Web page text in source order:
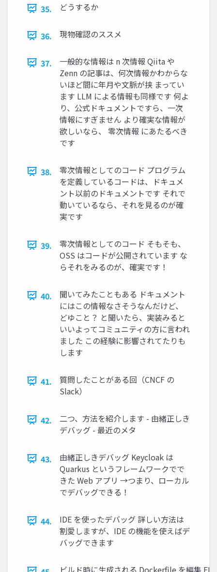
35. どうするか
36. 現物確認のススメ
37.
一般的な情報は n 次情報 Qiita や
Zenn の記事は、何次情報かわからな
いほど間に年月や文脈が挟 まってい
ます LLM による情報も同様です 何よ
り、公式ドキュメントですら、一次
情報にすぎません より確実な情報が
欲しいなら、 零次情報 にあたるべき
です
38.
零次情報としてのコード プログラム
を定義しているコードは、ドキュメ
ント以前のドキュメントです それで
動いているなら、それを見るのが確
実です
39.
零次情報としてのコード そもそも、
OSS はコードが公開されています な
らそれをみるのが、確実です！
40.
聞いてみたこともある ドキュメント
にはこの情報なさそうなんだけど、
どゆこと？ と聞いたら、実装みると
いいよってコミュニティの方に言われ
ました この経験に影響されてたりも
します
41.
質問したことがある回（CNCF の
Slack）
42.
二つ、方法を紹介します - 由緒正しき
デバッグ - 最近のメタ
43.
由緒正しきデバッグ Keycloak は
Quarkus というフレームワークでで
きた Web アプリ →つまり、ローカル
でデバッグできる！
44.
IDE を使ったデバッグ 詳しい方法は
割愛しますが、IDE の機能を使えばデ
バッグできます
ビルド時に生成される Dockerﬁle を編集